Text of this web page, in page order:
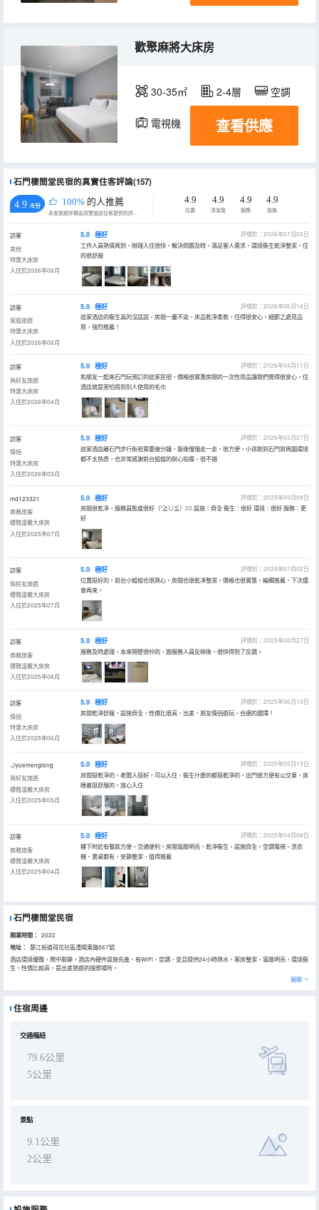
歡聚麻將大床房
30-35㎡ 2-4層 空調
電視機 查看供應
石門棲間堂民宿的真實住客評論(157)
4.9 /5分 100% 的人推薦
永安旅遊評價由真實酒店住客提供的評價。
4.9
位置
4.9
清潔度
4.9
服務
4.9
設施
訪客
其他
特惠大床房
入住於2026年06月
5.0 極好
評價於：2026年07月02日
工作人員熱情周到，辦理入住很快，解決問題及時，滿足客人需求，環境衞生乾淨整潔，住
的很舒服
訪客
家庭旅遊
特惠大床房
入住於2026年06月
5.0 極好
評價於：2026年06月14日
這家酒店的衞生真的沒話説，房間一塵不染，床品乾淨柔軟，住得很安心。細節之處見品
質，強烈推薦！
訪客
與好友旅遊
特惠大床房
入住於2026年04月
5.0 極好
評價於：2026年04月11日
和朋友一起來石門玩預訂的這家民宿，價格很實惠房間的一次性用品讓我們覺得很安心，住
酒店就是害怕用到別人使用的毛巾
訪客
情侶
特惠大床房
入住於2026年03月
5.0 極好
評價於：2026年03月27日
這家酒店離石門步行街衹需要幾分鐘，飯後慢慢走一走，很方便，小孩剛到石門對周圍環境
都不太熟悉，也非常感謝前台姐姐的耐心指導，很不錯
md123321
商務旅客
棲雅温馨大床房
入住於2025年07月
5.0 極好
評價於：2025年09月09日
房間很乾凈，服務員態度很好（*≧∪≦）👍🏻 設施：齊全 衞生：很好 環境：很好 服務：更
好
訪客
與好友旅遊
棲雅温馨大床房
入住於2025年07月
5.0 極好
評價於：2025年07月02日
位置挺好的，前台小姐姐也很熱心。房間也很乾凈整潔。價格也很實惠。編輯推薦，下次還
會再來。
訪客
商務旅客
棲雅温馨大床房
入住於2025年06月
5.0 極好
評價於：2025年06月27日
服務及時處理，本來隔壁很吵的，跟服務人員反映後，很快得到了反饋。
訪客
情侶
特惠大床房
入住於2025年06月
5.0 極好
評價於：2025年06月13日
房間乾淨舒服，設施齊全，性價比很高，出差，朋友情侶遊玩，合適的選擇！
🌙yuemenglong
與好友旅遊
棲雅温馨大床房
入住於2025年05月
5.0 極好
評價於：2025年05月13日
房間挺乾淨的，老闆人挺好，可以入住，衞生什麼的都挺乾淨的。出門很方便有公交車，床
睡着挺舒服的，放心入住
訪客
商務旅客
棲雅温馨大床房
入住於2025年04月
5.0 極好
評價於：2025年04月08日
樓下附近有餐飲方便，交通便利。房間寬敞明亮，乾淨衞生，設施齊全，空調電視、洗衣
機、書桌都有，安靜整潔，值得推薦
石門棲間堂民宿
開業時間： 2022
地址：
楚江街道荷花社區澧陽東路567號
酒店環境優雅，鬧中取靜，酒店內硬件設施先進，有WiFi，空調，並且提供24小時熱水。客房整潔，寬敞明亮，環境衞
生，性價比較高，是出差旅遊的理想場所。
展開
住宿周邊
交通樞紐
79.6公里
5公里
景點
9.1公里
2公里